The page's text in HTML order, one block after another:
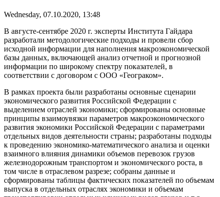
Wednesday, 07.10.2020, 13:48
В августе-сентябре 2020 г. эксперты Института Гайдара
разработали методологические подходы и провели сбор
исходной информации для наполнения макроэкономической
базы данных, включающей анализ отчетной и прогнозной
информации по широкому спектру показателей, в
соответствии с договором с ООО «Геограком».
В рамках проекта были разработаны основные сценарии
экономического развития Российской Федерации с
выделением отраслей экономики; сформированы основные
принципы взаимоувязки параметров макроэкономического
развития экономики Российской Федерации с параметрами
отдельных видов деятельности страны; разработаны подходы
к проведению экономико-математического анализа и оценки
взаимного влияния динамики объемов перевозок грузов
железнодорожным транспортом и экономического роста, в
том числе в отраслевом разрезе; собраны данные и
сформированы таблицы фактических показателей по объемам
выпуска в отдельных отраслях экономики и объемам